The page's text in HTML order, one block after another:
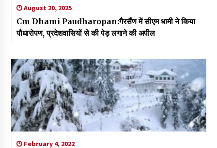
August 20, 2025
Cm Dhami Paudharopan:गैरसैंण में सीएम धामी ने किया
पौधारोपण, प्रदेशवासियों से की पेड़ लगाने की अपील
February 4, 2022